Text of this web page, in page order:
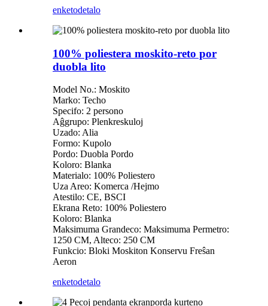
enketodetalo
100% poliestera moskito-reto por
duobla lito
Model No.: Moskito
Marko: Techo
Specifo: 2 persono
Aĝgrupo: Plenkreskuloj
Uzado: Alia
Formo: Kupolo
Pordo: Duobla Pordo
Koloro: Blanka
Materialo: 100% Poliestero
Uza Areo: Komerca /Hejmo
Atestilo: CE, BSCI
Ekrana Reto: 100% Poliestero
Koloro: Blanka
Maksimuma Grandeco: Maksimuma Permetro:
1250 CM, Alteco: 250 CM
Funkcio: Bloki Moskiton Konservu Freŝan
Aeron
enketodetalo